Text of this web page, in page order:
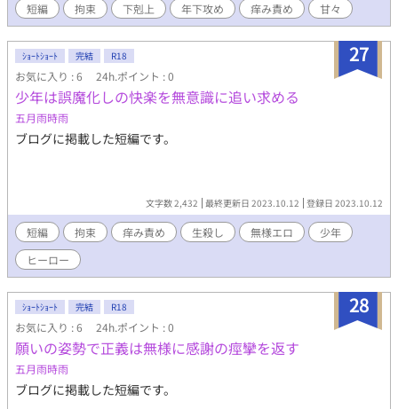
短編 拘束 下剋上 年下攻め 痒み責め 甘々
27
ｼｮｰﾄｼｮｰﾄ 完結 R18
お気に入り : 6 24h.ポイント : 0
少年は誤魔化しの快楽を無意識に追い求める
五月雨時雨
ブログに掲載した短編です。
文字数 2,432 最終更新日 2023.10.12 登録日 2023.10.12
短編 拘束 痒み責め 生殺し 無様エロ
少年
ヒーロー
28
ｼｮｰﾄｼｮｰﾄ 完結 R18
お気に入り : 6 24h.ポイント : 0
願いの姿勢で正義は無様に感謝の痙攣を返す
五月雨時雨
ブログに掲載した短編です。